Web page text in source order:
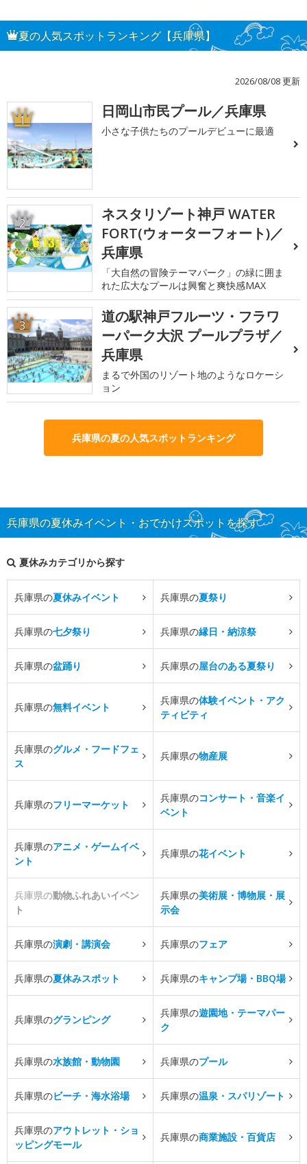
夏の人気スポットランキング【兵庫県】
2026/08/08 更新
1 日岡山市民プール／兵庫県
小さな子供たちのプールデビューに最適
2
ネスタリゾート神戸 WATER
FORT(ウォーターフォート)／
兵庫県
「大自然の冒険テーマパーク」の緑に囲ま
れた広大なプールは興奮と爽快感MAX
3
道の駅神戸フルーツ・フラワ
ーパーク大沢 プールプラザ／
兵庫県
まるで外国のリゾート地のようなロケーシ
ョン
兵庫県の夏の人気スポットランキング
兵庫県の夏休みイベント・おでかけスポットを探す
夏休みカテゴリから探す
兵庫県の夏休みイベント 兵庫県の夏祭り
兵庫県の七夕祭り 兵庫県の縁日・納涼祭
兵庫県の盆踊り 兵庫県の屋台のある夏祭り
兵庫県の無料イベント
兵庫県の体験イベント・アク
ティビティ
兵庫県のグルメ・フードフェ
ス
兵庫県の物産展
兵庫県のフリーマーケット
兵庫県のコンサート・音楽イ
ベント
兵庫県のアニメ・ゲームイベ
ント
兵庫県の花イベント
兵庫県の動物ふれあいイベン
ト
兵庫県の美術展・博物展・展
示会
兵庫県の演劇・講演会 兵庫県のフェア
兵庫県の夏休みスポット 兵庫県のキャンプ場・BBQ場
兵庫県のグランピング
兵庫県の遊園地・テーマパー
ク
兵庫県の水族館・動物園 兵庫県のプール
兵庫県のビーチ・海水浴場 兵庫県の温泉・スパリゾート
兵庫県のアウトレット・ショ
ッピングモール
兵庫県の商業施設・百貨店